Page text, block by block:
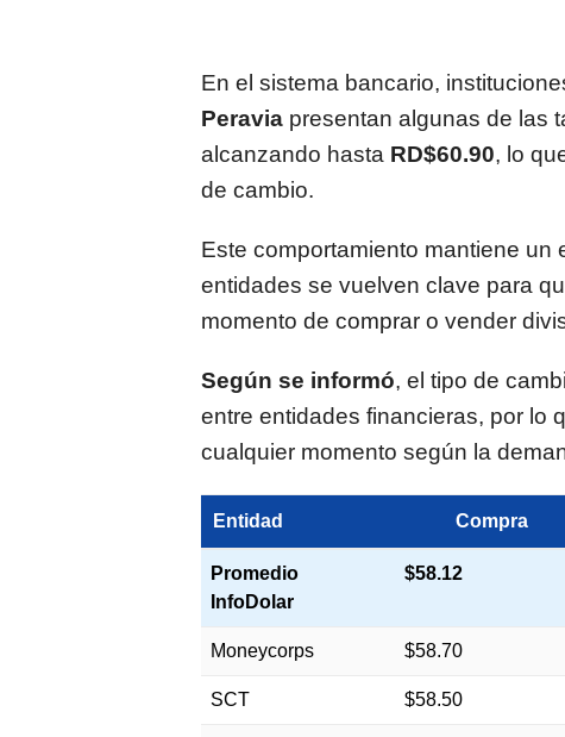
En el sistema bancario,
Peravia presentan algunas de las
alcanzando hasta RD$60.90, lo
de cambio.
Este comportamiento mantiene un
entidades se vuelven clave para
momento de comprar o vender
Según se informó, el tipo de
entre entidades financieras, por lo
cualquier momento según la
Entidad Compra
Promedio
InfoDolar
$58.12
Moneycorps $58.70
SCT $58.50